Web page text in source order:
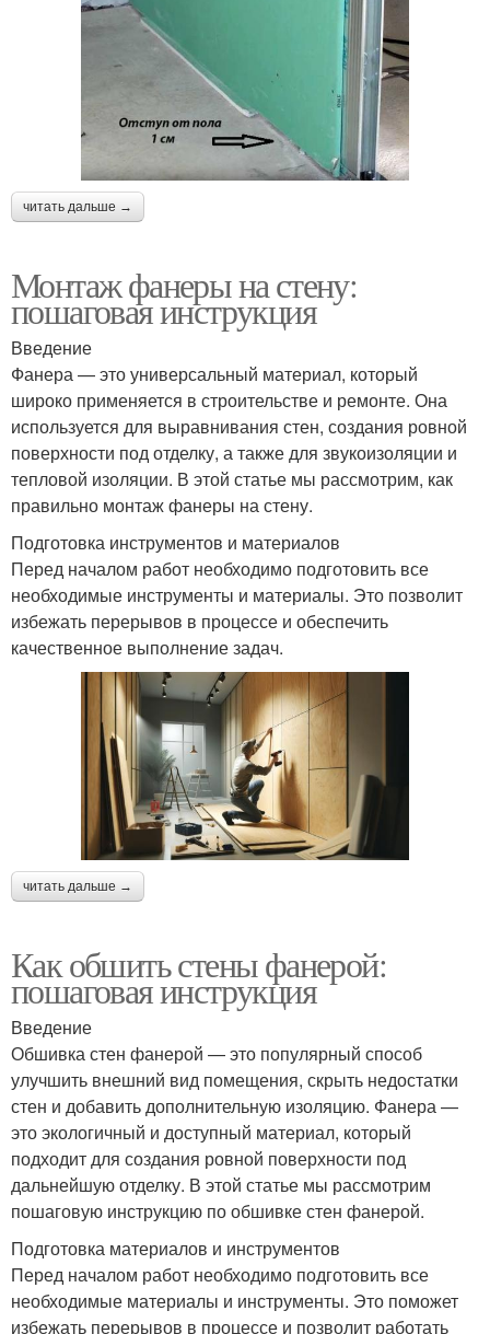
читать дальше →
Монтаж фанеры на стену:
пошаговая инструкция
Введение
Фанера — это универсальный материал, который
широко применяется в строительстве и ремонте. Она
используется для выравнивания стен, создания ровной
поверхности под отделку, а также для звукоизоляции и
тепловой изоляции. В этой статье мы рассмотрим, как
правильно монтаж фанеры на стену.
Подготовка инструментов и материалов
Перед началом работ необходимо подготовить все
необходимые инструменты и материалы. Это позволит
избежать перерывов в процессе и обеспечить
качественное выполнение задач.
читать дальше →
Как обшить стены фанерой:
пошаговая инструкция
Введение
Обшивка стен фанерой — это популярный способ
улучшить внешний вид помещения, скрыть недостатки
стен и добавить дополнительную изоляцию. Фанера —
это экологичный и доступный материал, который
подходит для создания ровной поверхности под
дальнейшую отделку. В этой статье мы рассмотрим
пошаговую инструкцию по обшивке стен фанерой.
Подготовка материалов и инструментов
Перед началом работ необходимо подготовить все
необходимые материалы и инструменты. Это поможет
избежать перерывов в процессе и позволит работать